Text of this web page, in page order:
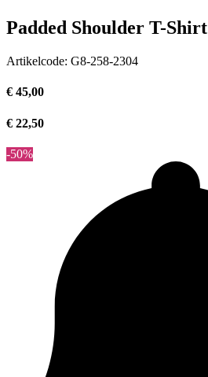
Padded Shoulder T-Shirt
Artikelcode: G8-258-2304
€ 45,00
€ 22,50
-50%